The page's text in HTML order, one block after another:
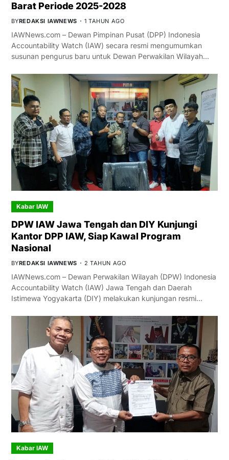
Barat Periode 2025-2028
BYREDAKSI IAWNEWS 1 TAHUN AGO
IAWNews.com – Dewan Pimpinan Pusat (DPP) Indonesia
Accountability Watch (IAW) secara resmi mengumumkan
susunan pengurus baru untuk Dewan Perwakilan Wilayah…
Kabar IAW
DPW IAW Jawa Tengah dan DIY Kunjungi
Kantor DPP IAW, Siap Kawal Program
Nasional
BYREDAKSI IAWNEWS 2 TAHUN AGO
IAWNews.com – Dewan Perwakilan Wilayah (DPW) Indonesia
Accountability Watch (IAW) Jawa Tengah dan Daerah
Istimewa Yogyakarta (DIY) melakukan kunjungan resmi…
Kabar IAW